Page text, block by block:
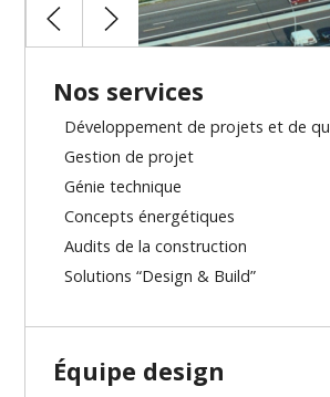
Nos services
Développement de projets et de
Gestion de projet
Génie technique
Concepts énergétiques
Audits de la construction
Solutions “Design & Build”
Équipe design